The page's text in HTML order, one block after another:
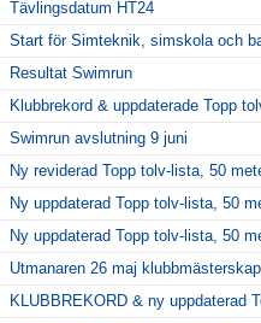
Tävlingsdatum HT24
Start för Simteknik, simskola och
Resultat Swimrun
Klubbrekord & uppdaterade Topp
Swimrun avslutning 9 juni
Ny reviderad Topp tolv-lista, 50
Ny uppdaterad Topp tolv-lista, 50
Ny uppdaterad Topp tolv-lista, 50
Utmanaren 26 maj
KLUBBREKORD & ny uppdaterad